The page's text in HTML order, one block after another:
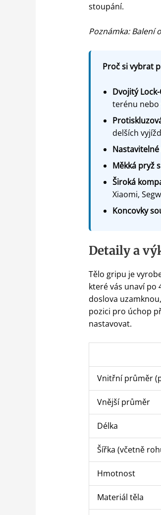
stoupání.
Poznámka: Balení
Proč si vybrat
Dvojitý
terénu nebo
delších
Měkká pryž
Široká
Xiaomi,
Koncovky
Detaily a
Tělo gripu je
které vás unaví po
doslova
pozici pro úchop
nastavovat.
Vnitřní průměr
Vnější průměr
Délka
Šířka (včetně
Hmotnost
Materiál těla